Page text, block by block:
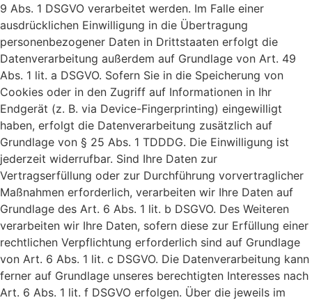
9 Abs. 1 DSGVO verarbeitet werden. Im Falle einer
ausdrücklichen Einwilligung in die Übertragung
personenbezogener Daten in Drittstaaten erfolgt die
Datenverarbeitung außerdem auf Grundlage von Art. 49
Abs. 1 lit. a DSGVO. Sofern Sie in die Speicherung von
Cookies oder in den Zugriff auf Informationen in Ihr
Endgerät (z. B. via Device-Fingerprinting) eingewilligt
haben, erfolgt die Datenverarbeitung zusätzlich auf
Grundlage von § 25 Abs. 1 TDDDG. Die Einwilligung ist
jederzeit widerrufbar. Sind Ihre Daten zur
Vertragserfüllung oder zur Durchführung vorvertraglicher
Maßnahmen erforderlich, verarbeiten wir Ihre Daten auf
Grundlage des Art. 6 Abs. 1 lit. b DSGVO. Des Weiteren
verarbeiten wir Ihre Daten, sofern diese zur Erfüllung einer
rechtlichen Verpflichtung erforderlich sind auf Grundlage
von Art. 6 Abs. 1 lit. c DSGVO. Die Datenverarbeitung kann
ferner auf Grundlage unseres berechtigten Interesses nach
Art. 6 Abs. 1 lit. f DSGVO erfolgen. Über die jeweils im